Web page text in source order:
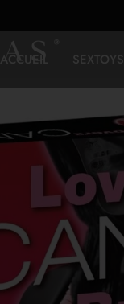
ACCUEIL SEXTOYS